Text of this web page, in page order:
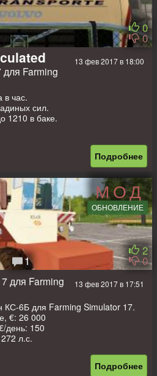
аддоны
0
0
13 фев 2017 в 18:00
для Farming
в час.
сил.
1210 в баке.
фирменный прицеп – и
10 499 евро, за обслуживание
панель.
культуры.
выхлоп, сигнал.
Подробнее
МОД
ОБНОВЛЕНИЕ
1
2
0
13 фев 2017 в 17:51
для Farming
КС-6Б для Farming Simulator 17.
€: 26 000
день: 150
л.с.
и процесса уборки свеклы
Подробнее